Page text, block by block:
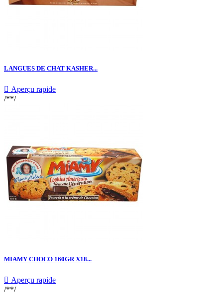
LANGUES DE CHAT KASHER...
 Aperçu rapide
/**/
MIAMY CHOCO 160GR X18...
 Aperçu rapide
/**/